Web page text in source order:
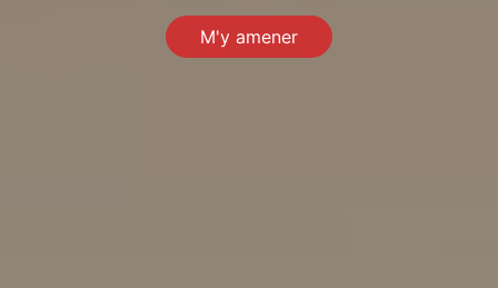
M'y amener